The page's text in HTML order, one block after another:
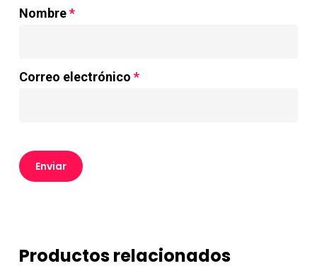
Nombre*
Correo electrónico *
Productos relacionados